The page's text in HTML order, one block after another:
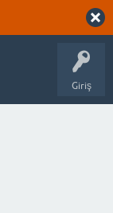
Giriş